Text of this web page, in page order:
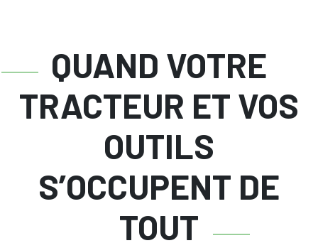
QUAND VOTRE
TRACTEUR ET VOS
OUTILS
S’OCCUPENT DE
TOUT